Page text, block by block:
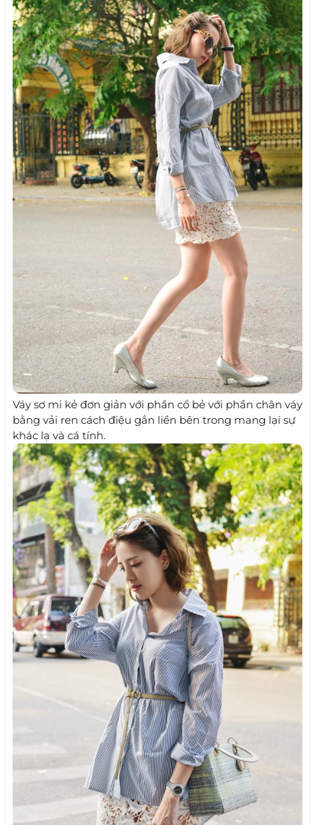
Váy sơ mi kẻ đơn giản với phần cổ bẻ với phần chân váy
bằng vải ren cách điệu gắn liền bên trong mang lại sự
khác lạ và cá tính.